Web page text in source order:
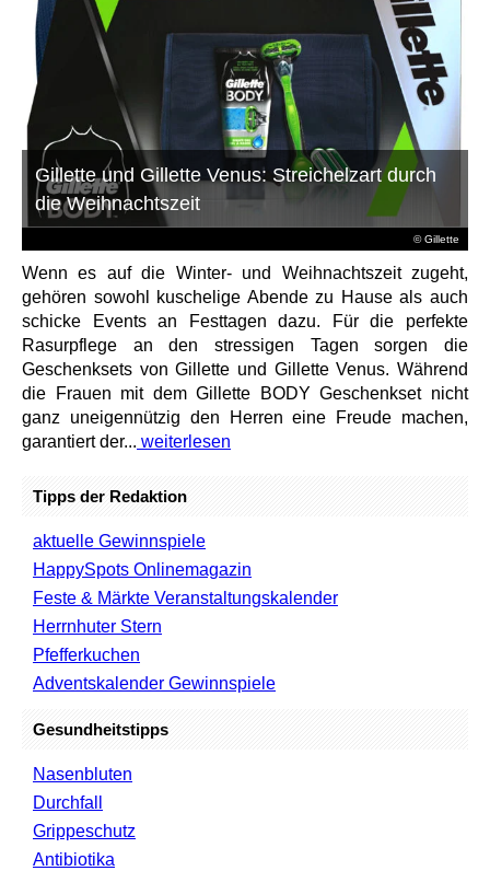
© Gillette
Gillette und Gillette Venus: Streichelzart durch
die Weihnachtszeit
Wenn es auf die Winter- und Weihnachtszeit zugeht,
gehören sowohl kuschelige Abende zu Hause als auch
schicke Events an Festtagen dazu. Für die perfekte
Rasurpflege an den stressigen Tagen sorgen die
Geschenksets von Gillette und Gillette Venus. Während
die Frauen mit dem Gillette BODY Geschenkset nicht
ganz uneigennützig den Herren eine Freude machen,
garantiert der... weiterlesen
Tipps der Redaktion
aktuelle Gewinnspiele
HappySpots Onlinemagazin
Feste & Märkte Veranstaltungskalender
Herrnhuter Stern
Pfefferkuchen
Adventskalender Gewinnspiele
Gesundheitstipps
Nasenbluten
Durchfall
Grippeschutz
Antibiotika